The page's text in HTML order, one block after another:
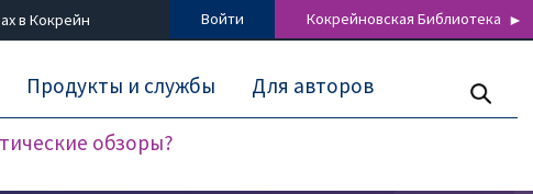
в Кокрейн Войти Кокрейновская Библиотека
обзоры?
Продукты и службы Для авторов